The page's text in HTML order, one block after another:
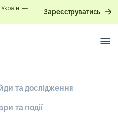
Україні —
Зареєструватись
та дослідження
та події